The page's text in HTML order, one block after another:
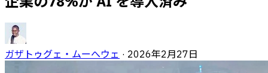
ガザトゥグェ・ムーへウェ · 2026年2月27日